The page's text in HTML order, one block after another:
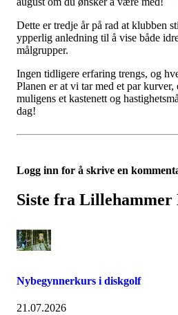
Dette er tredje år på rad at klubben
ypperlig anledning til å vise både
målgrupper.
Ingen tidligere erfaring trengs, og
Planen er at vi tar med et par
muligens et kastenett og
dag!
Logg inn for å skrive en
Siste fra Lillehammer
Nybegynnerkurs i diskgolf
21.07.2026